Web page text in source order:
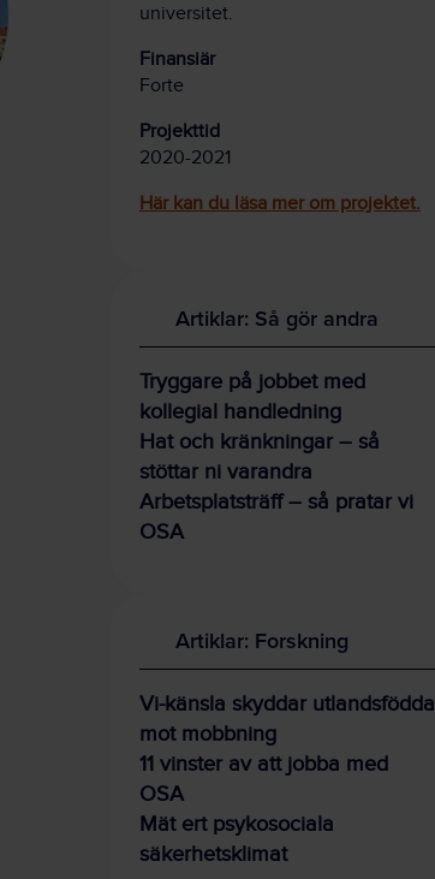
universitet.
Finansiär
Forte
Projekttid
2020-2021
Här kan du läsa mer om projektet.
Artiklar: Så gör andra
Tryggare på jobbet med
kollegial handledning
Hat och kränkningar – så
stöttar ni varandra
Arbetsplatsträff – så pratar vi
OSA
Artiklar: Forskning
Vi-känsla skyddar utlandsfödda
mot mobbning
11 vinster av att jobba med
OSA
Mät ert psykosociala
säkerhetsklimat